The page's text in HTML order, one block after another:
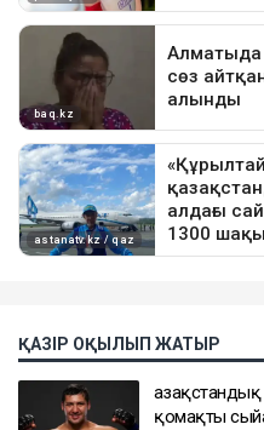
ҚАЗІР ОҚЫЛЫП ЖАТЫР
Қазақстандық
қомақты